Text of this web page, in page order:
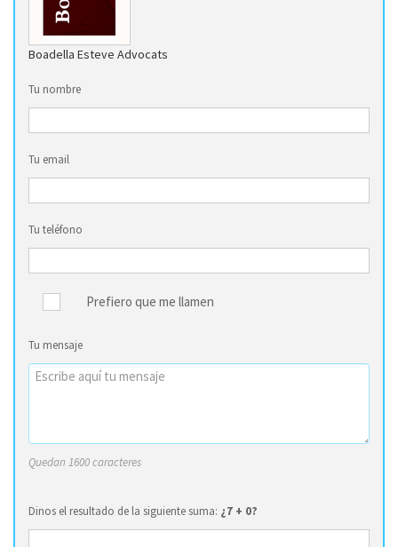
Boadella Esteve Advocats
Tu nombre
Tu email
Tu teléfono
Prefiero que me llamen
Tu mensaje
Quedan 1600 caracteres
Dinos el resultado de la siguiente suma: ¿7 + 0?